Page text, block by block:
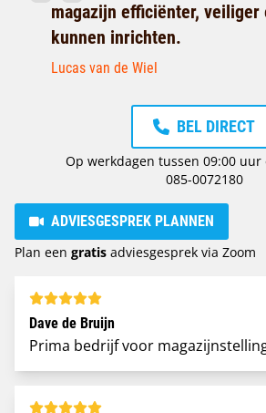
magazijn efficiënter, veiliger
kunnen inrichten.
Lucas van de Wiel
BEL DIRECT
Op werkdagen tussen 09:00 uur
085-0072180
ADVIESGESPREK PLANNEN
Plan een gratis adviesgesprek via Zoom
Dave de Bruijn
Prima bedrijf voor